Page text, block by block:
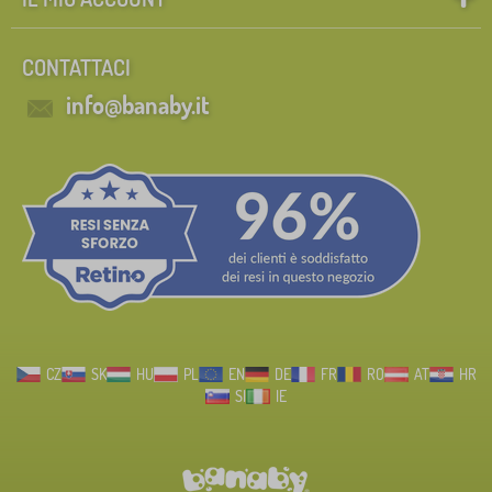
CONTATTACI
info@banaby.it
CZ SK HU PL EN DE FR RO AT
HR
SI
IE